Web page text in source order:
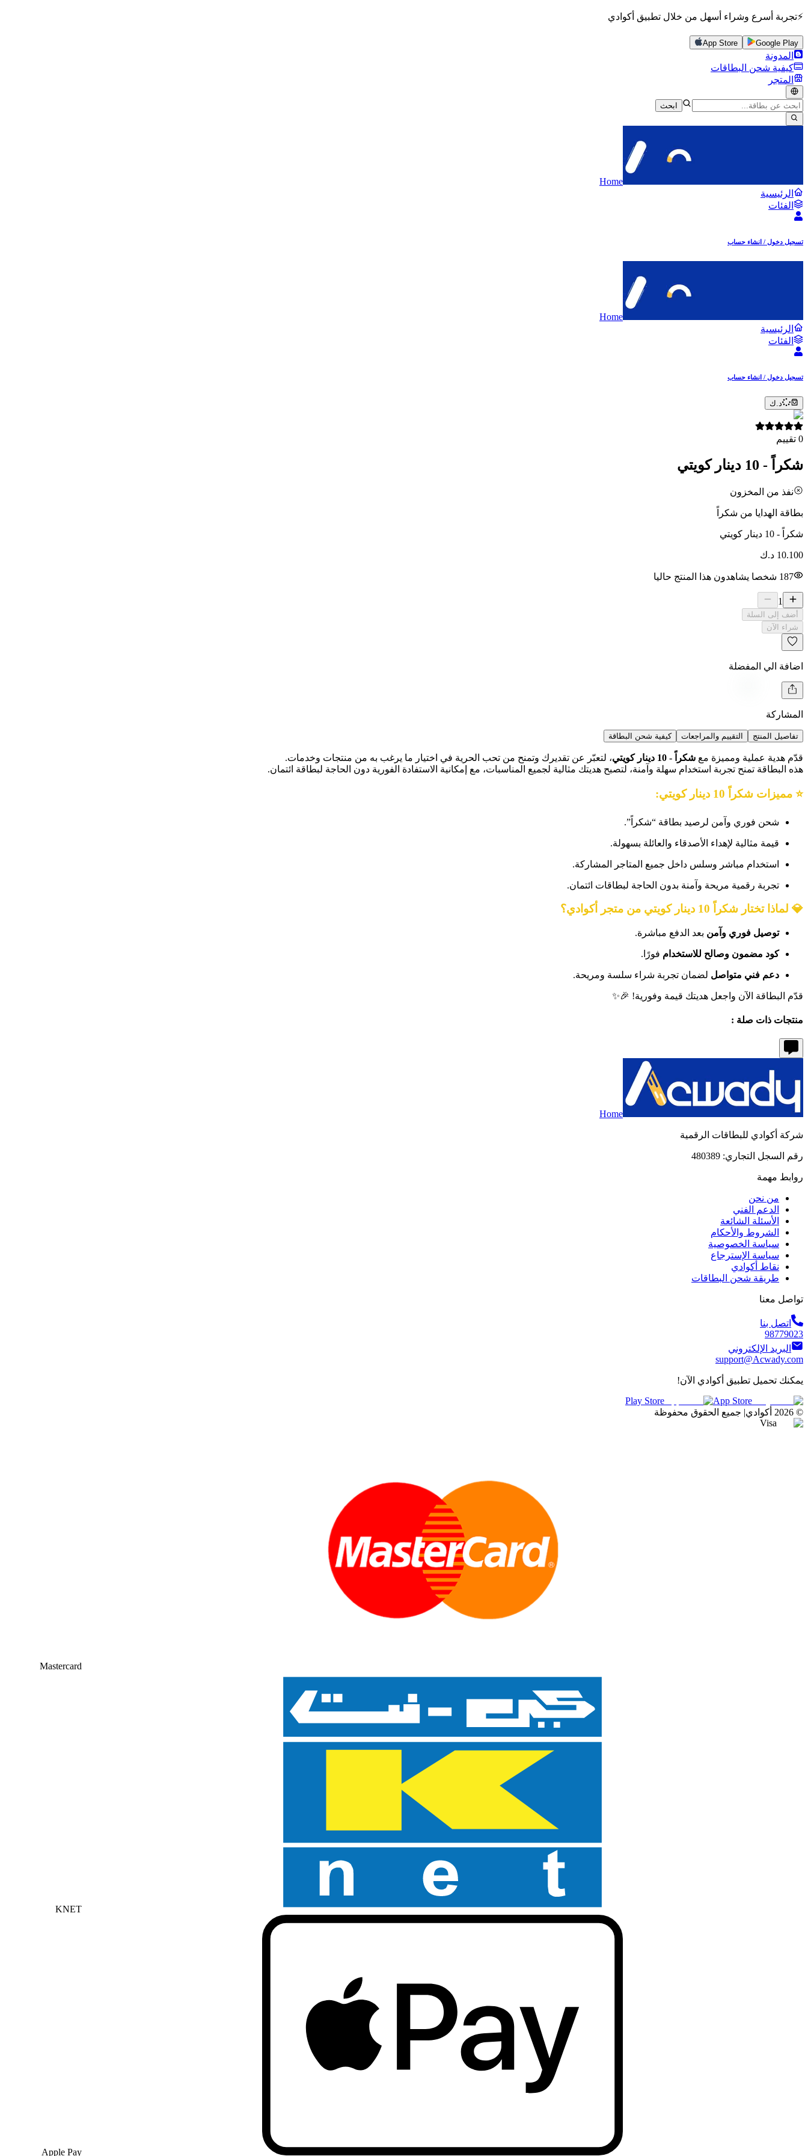
⚡تجربة أسرع وشراء أسهل من خلال تطبيق أكوادي
Google Play
App Store
المدونة
كيفية شحن البطاقات
المتجر
ابحث
Home
الرئيسية
الفئات
تسجيل دخول / انشاء حساب
Home
الرئيسية
الفئات
تسجيل دخول / انشاء حساب
د.ك
0 تقييم
شكراً - 10 دينار كويتي
نفذ من المخزون
بطاقة الهدايا من شكراً
شكراً - 10 دينار كويتي
10.100 د.ك
187 شخصا يشاهدون هذا المنتج حاليا
1
أضف إلى السلة
شراء الآن
اضافة الي المفضلة
المشاركة
تفاصيل المنتج التقييم والمراجعات كيفية شحن البطاقة
قدّم هدية عملية ومميزة مع شكراً - 10 دينار كويتي
، لتعبّر عن تقديرك وتمنح من تحب الحرية في اختيار ما يرغب به من منتجات وخدمات.
هذه البطاقة تمنح تجربة استخدام سهلة وآمنة، لتصبح هديتك مثالية لجميع المناسبات، مع إمكانية الاستفادة الفورية دون الحاجة لبطاقة ائتمان.
⭐ مميزات شكراً 10 دينار كويتي:
شحن فوري وآمن لرصيد بطاقة “شكراً”.
قيمة مثالية لإهداء الأصدقاء والعائلة بسهولة.
استخدام مباشر وسلس داخل جميع المتاجر المشاركة.
تجربة رقمية مريحة وآمنة بدون الحاجة لبطاقات ائتمان.
💎 لماذا تختار شكراً 10 دينار كويتي من متجر أكوادي؟
توصيل فوري وآمن بعد الدفع مباشرة.
كود مضمون وصالح للاستخدام فورًا.
دعم فني متواصل لضمان تجربة شراء سلسة ومريحة.
قدّم البطاقة الآن واجعل هديتك قيمة وفورية! 🎉✨
منتجات ذات صلة :
Home
شركة أكوادي للبطاقات الرقمية
رقم السجل التجاري: 480389
روابط مهمة
من نحن
الدعم الفني
الأسئلة الشائعة
الشروط والأحكام
سياسة الخصوصية
سياسة الإسترجاع
نقاط أكوادي
طريقة شحن البطاقات
تواصل معنا
اتصل بنا
98779023
البريد الإلكتروني
support@Acwady.com
يمكنك تحميل تطبيق أكوادي الآن!
Play Store
App Store
©
2026 أكوادي| جميع الحقوق محفوظة
Visa
Mastercard
KNET
Apple Pay